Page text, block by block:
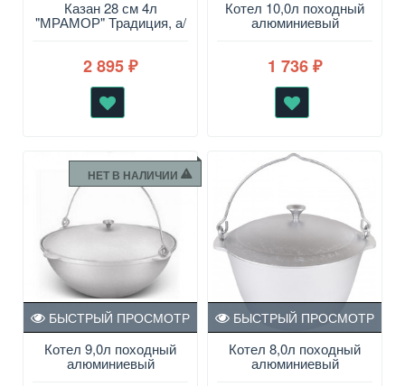
Казан 28 см 4л
"МРАМОР" Традиция, а/
п силикон/крышка
2 895 ₽
Котел 10,0л походный
алюминиевый
1 736 ₽
НЕТ В НАЛИЧИИ
Котел 9,0л походный
алюминиевый
БЫСТРЫЙ ПРОСМОТР
Котел 8,0л походный
алюминиевый
БЫСТРЫЙ ПРОСМОТР